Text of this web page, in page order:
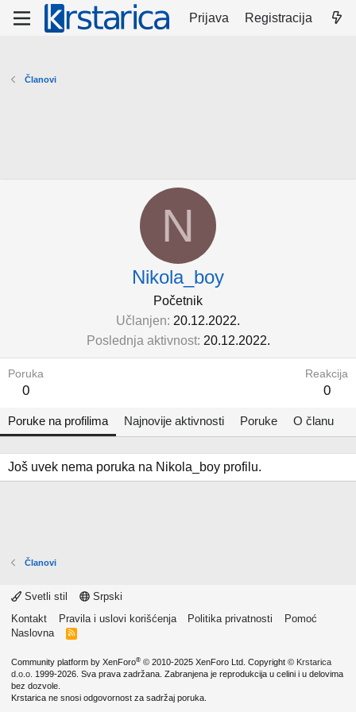
Prijava Registracija
Članovi
N
Nikola_boy
Početnik
Učlanjen 20.12.2022.
Poslednja aktivnost 20.12.2022.
Poruka
0
Reakcija
0
Poruke na profilima Najnovije aktivnosti Poruke O članu
Još uvek nema poruka na Nikola_boy profilu.
Članovi
Svetli stil
Srpski
Kontakt
Pravila i uslovi korišćenja Politika privatnosti
Pomoć
Naslovna
R
Community platform by XenForo® © 2010-2025 XenForo Ltd. Copyright © Krstarica
d.o.o. 1999-2026. Sva prava zadržana. Zabranjena je reprodukcija u celini i u delovima
bez dozvole.
Krstarica ne snosi odgovornost za sadržaj poruka.